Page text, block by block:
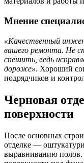
Мнение
«Качественный
вашего ремонта. Не
спешить, ведь
дороже». Хороший
подрядчиков и
Черновая
поверхности
После основных
отделке —
выравниванию полов.